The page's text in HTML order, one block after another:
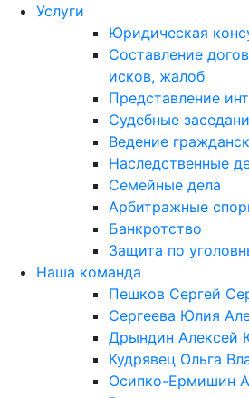
Услуги
Юридическая
Составление
исков, жалоб
Представление
Судебные
Ведение
Наследственные
Семейные дела
Арбитражные
Банкротство
Защита по
Наша команда
Пешков Сергей
Сергеева Юлия
Дрындин Алексей
Кудрявец Ольга
Осипко-Ермишин